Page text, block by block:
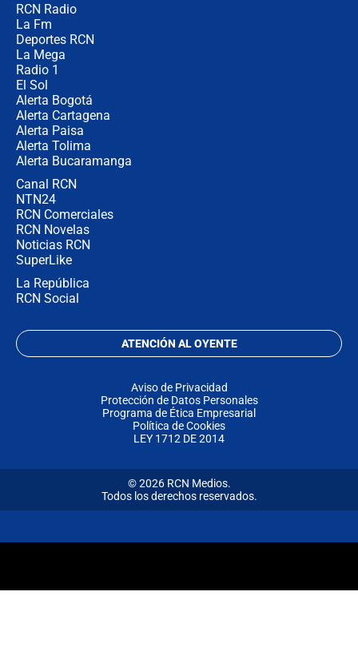
RCN Radio
La Fm
Deportes RCN
La Mega
Radio 1
El Sol
Alerta Bogotá
Alerta Cartagena
Alerta Paisa
Alerta Tolima
Alerta Bucaramanga
Canal RCN
NTN24
RCN Comerciales
RCN Novelas
Noticias RCN
SuperLike
La República
RCN Social
ATENCIÓN AL OYENTE
Aviso de Privacidad
Protección de Datos Personales
Programa de Ética Empresarial
Política de Cookies
LEY 1712 DE 2014
© 2026 RCN Medios.
Todos los derechos reservados.